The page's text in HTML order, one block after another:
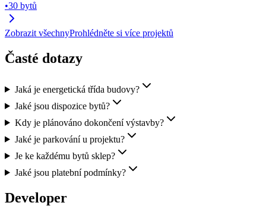
•30 bytů
Zobrazit všechnyProhlédněte si více projektů
Časté dotazy
Jaká je energetická třída budovy?
Jaké jsou dispozice bytů?
Kdy je plánováno dokončení výstavby?
Jaké je parkování u projektu?
Je ke každému bytů sklep?
Jaké jsou platební podmínky?
Developer